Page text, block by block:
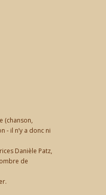
(chanson,
- il n’y a donc ni
Danièle Patz,
de